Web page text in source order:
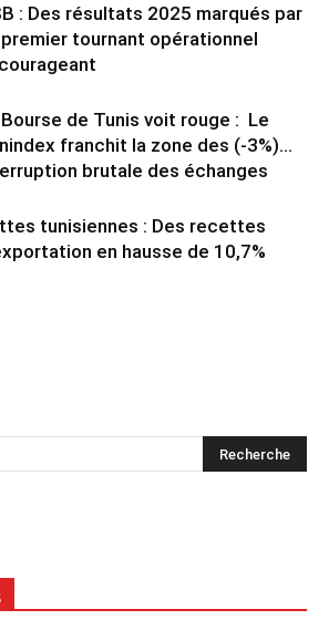
: Des résultats 2025 marqués par
premier tournant opérationnel
Bourse de Tunis voit rouge : Le
franchit la zone des (-3%)…
brutale des échanges
tunisiennes : Des recettes
en hausse de 10,7%